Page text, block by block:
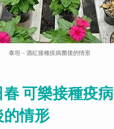
泰坦－酒紅接種疫病菌後的情形
春 可樂接種疫病
的情形